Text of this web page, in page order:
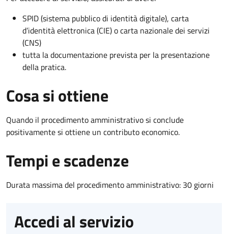
SPID (sistema pubblico di identità digitale), carta
d’identità elettronica (CIE) o carta nazionale dei servizi
(CNS)
tutta la documentazione prevista per la presentazione
della pratica.
Cosa si ottiene
Quando il procedimento amministrativo si conclude
positivamente si ottiene un contributo economico.
Tempi e scadenze
Durata massima del procedimento amministrativo: 30 giorni
Accedi al servizio